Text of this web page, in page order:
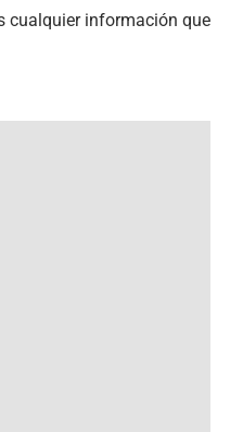
cualquier información que